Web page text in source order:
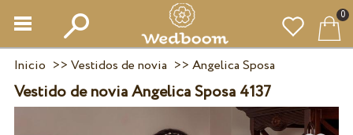
0
Inicio >> Vestidos de novia >> Angelica Sposa
Vestido de novia Angelica Sposa 4137